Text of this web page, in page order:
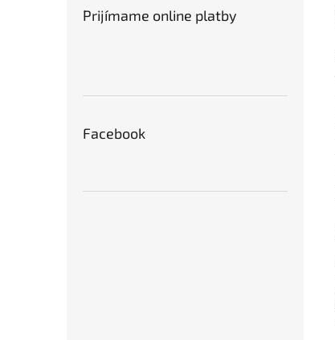
Prijímame online platby
Facebook